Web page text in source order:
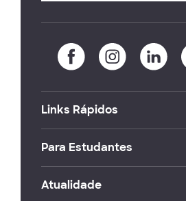
Links Rápidos
Para Estudantes
Atualidade